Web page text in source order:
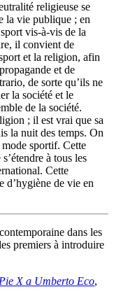
religieuse se
la vie publique ; en
vis-à-vis de la
il convient de
et la religion, afin
et de
de sorte qu’ils ne
la société et le
de la société.
; il est vrai que sa
la nuit des temps. On
mode sportif. Cette
à tous les
Cette
d’hygiène de vie en
dans les
premiers à introduire
X a Umberto Eco,